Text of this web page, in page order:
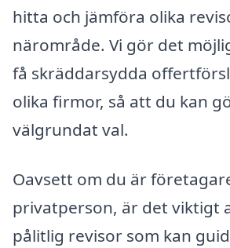
hitta och jämföra olika
närområde. Vi gör det
få skräddarsydda
olika firmor, så att du kan
välgrundat val.
Oavsett om du är
privatperson, är det viktigt
pålitlig revisor som kan